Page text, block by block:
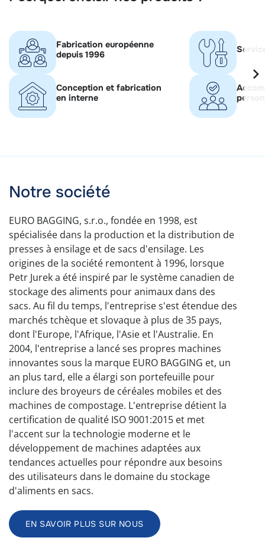
Fabrication européenne
depuis 1996
Conception et fabrication
en interne
Notre société
EURO BAGGING, s.r.o., fondée en 1998, est
spécialisée dans la production et la distribution de
presses à ensilage et de sacs d'ensilage. Les
origines de la société remontent à 1996, lorsque
Petr Jurek a été inspiré par le système canadien de
stockage des aliments pour animaux dans des
sacs. Au fil du temps, l'entreprise s'est étendue des
marchés tchèque et slovaque à plus de 35 pays,
dont l'Europe, l'Afrique, l'Asie et l'Australie. En
2004, l'entreprise a lancé ses propres machines
innovantes sous la marque EURO BAGGING et, un
an plus tard, elle a élargi son portefeuille pour
inclure des broyeurs de céréales mobiles et des
machines de compostage. L'entreprise détient la
certification de qualité ISO 9001:2015 et met
l'accent sur la technologie moderne et le
développement de machines adaptées aux
tendances actuelles pour répondre aux besoins
des utilisateurs dans le domaine du stockage
d'aliments en sacs.
EN SAVOIR PLUS SUR NOUS